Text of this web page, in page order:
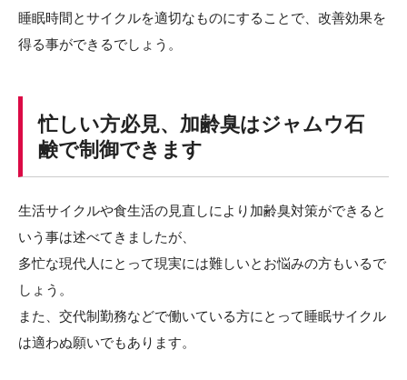
睡眠時間とサイクルを適切なものにすることで、改善効果を
得る事ができるでしょう。
忙しい方必見、加齢臭はジャムウ石
鹸で制御できます
生活サイクルや食生活の見直しにより加齢臭対策ができると
いう事は述べてきましたが、
多忙な現代人にとって現実には難しいとお悩みの方もいるで
しょう。
また、交代制勤務などで働いている方にとって睡眠サイクル
は適わぬ願いでもあります。